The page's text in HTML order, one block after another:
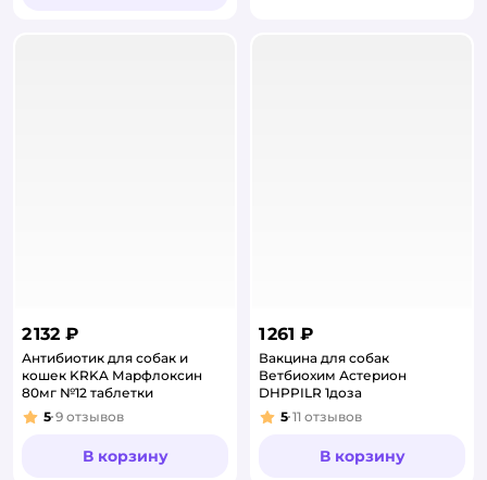
2 132 ₽
Антибиотик для собак и
кошек KRKA Марфлоксин
80мг №12 таблетки
Рейтинг:
5 9 отзывов
В корзину
1 261 ₽
Вакцина для собак
Ветбиохим Астерион
DHPPILR 1доза
Рейтинг:
5 11 отзывов
В корзину